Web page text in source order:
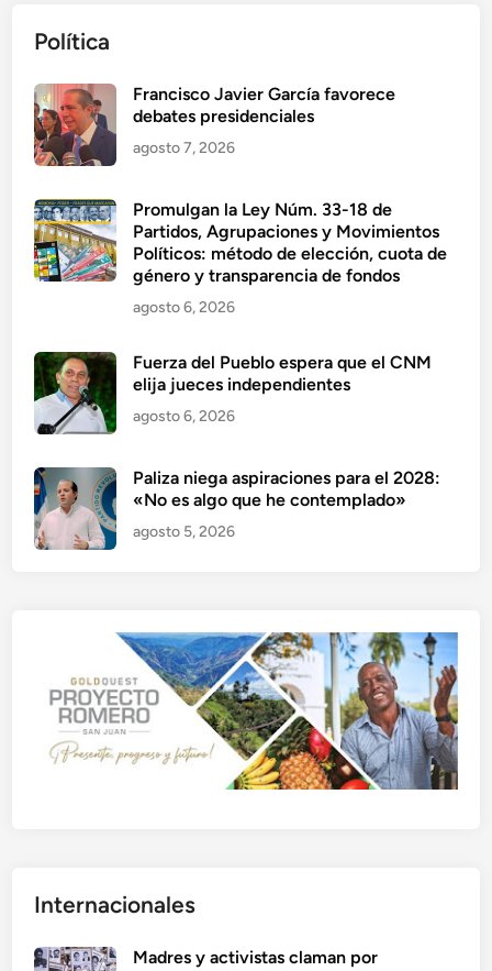
Política
Francisco Javier García favorece
debates presidenciales
agosto 7, 2026
Promulgan la Ley Núm. 33-18 de
Partidos, Agrupaciones y Movimientos
Políticos: método de elección, cuota de
género y transparencia de fondos
agosto 6, 2026
Fuerza del Pueblo espera que el CNM
elija jueces independientes
agosto 6, 2026
Paliza niega aspiraciones para el 2028:
«No es algo que he contemplado»
agosto 5, 2026
Internacionales
Madres y activistas claman por